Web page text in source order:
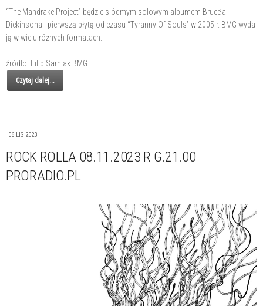
“The Mandrake Project” będzie siódmym solowym albumem Bruce’a
Dickinsona i pierwszą płytą od czasu “Tyranny Of Souls” w 2005 r. BMG wyda
ją w wielu różnych formatach.
źródło: Filip Sarniak BMG
Czytaj dalej...
06 LIS 2023
ROCK ROLLA 08.11.2023 R G.21.00
PRORADIO.PL